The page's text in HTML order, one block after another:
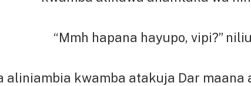
“Mmh hapana hayupo, vipi?”
aliniambia kwamba atakuja Dar